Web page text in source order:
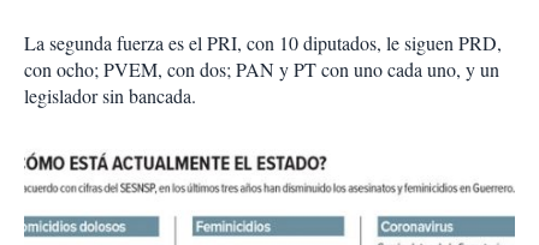
La segunda fuerza es el PRI, con 10 diputados, le siguen PRD,
con ocho; PVEM, con dos; PAN y PT con uno cada uno, y un
legislador sin bancada.